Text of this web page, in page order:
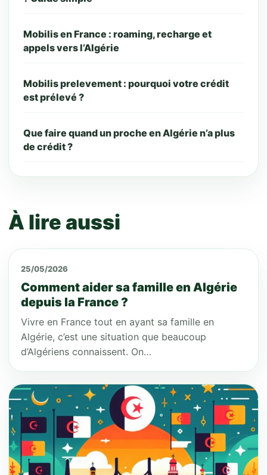
Mobilis en France : roaming, recharge et
appels vers l’Algérie
Mobilis prelevement : pourquoi votre crédit
est prélevé ?
Que faire quand un proche en Algérie n’a plus
de crédit ?
À lire aussi
25/05/2026
Comment aider sa famille en Algérie
depuis la France ?
Vivre en France tout en ayant sa famille en
Algérie, c’est une situation que beaucoup
d’Algériens connaissent. On…